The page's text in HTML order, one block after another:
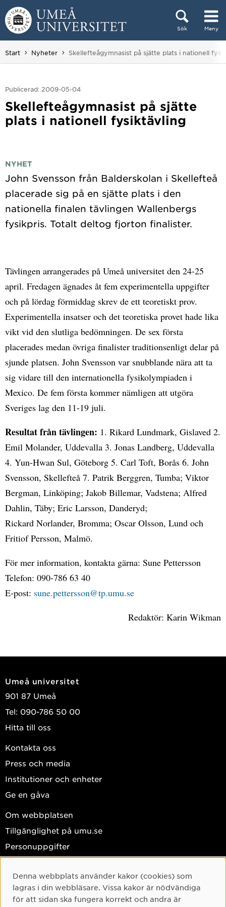
Hoppa direkt till innehållet
Sök Meny
Huvudmenyn dold.
Start Nyheter Du är här:
Skellefteågymnasist på sjätte plats i nationell
Publicerad: 2009-05-04
Skellefteågymnasist på sjätte
plats i nationell fysiktävling
NYHET
John Svensson från Balderskolan i Skellefteå
placerade sig på en sjätte plats i den
nationella finalen tävlingen Wallenbergs
Tävlingen arrangerades på Umeå universitet den 24-25
april. Fredagen ägnades åt fem experimentella uppgifter
och på lördag förmiddag skrev de ett teoretiskt prov.
Experimentella insatser och det teoretiska provet hade lika
vikt vid den slutliga bedömningen. De sex första
placerades medan övriga finalister traditionsenligt delar på
sjunde platsen. John Svensson var snubblande nära att ta
sig vidare till den internationella fysikolympiaden i
Mexico. De fem första kommer nämligen att utgöra
Sveriges lag den 11-19 juli.
Resultat från tävlingen: 1. Rikard Lundmark, Gislaved 2.
Emil Molander, Uddevalla 3. Jonas Landberg, Uddevalla
4. Yun-Hwan Sul, Göteborg 5. Carl Toft, Borås 6. John
Svensson, Skellefteå 7. Patrik Berggren, Tumba; Viktor
Bergman, Linköping; Jakob Billemar, Vadstena; Alfred
Dahlin, Täby; Eric Larsson, Danderyd;
Rickard Norlander, Bromma; Oscar Olsson, Lund och
Fritiof Persson, Malmö.
För mer information, kontakta gärna: Sune Pettersson
Telefon: 090-786 63 40
E-post: sune.pettersson@tp.umu.se
Redaktör: Karin Wikman
Umeå universitet
901 87 Umeå
Tel: 090-786 50 00
Hitta till oss
Kontakta oss
Press och media
Institutioner och enheter
Ge en gåva
Om webbplatsen
Tillgänglighet på umu.se
Personuppgifter
Facebook
Instagram
Cookie-samtycke
Denna webbplats använder kakor (cookies) som
lagras i din webbläsare. Vissa kakor är nödvändiga
för att sidan ska fungera korrekt och andra är